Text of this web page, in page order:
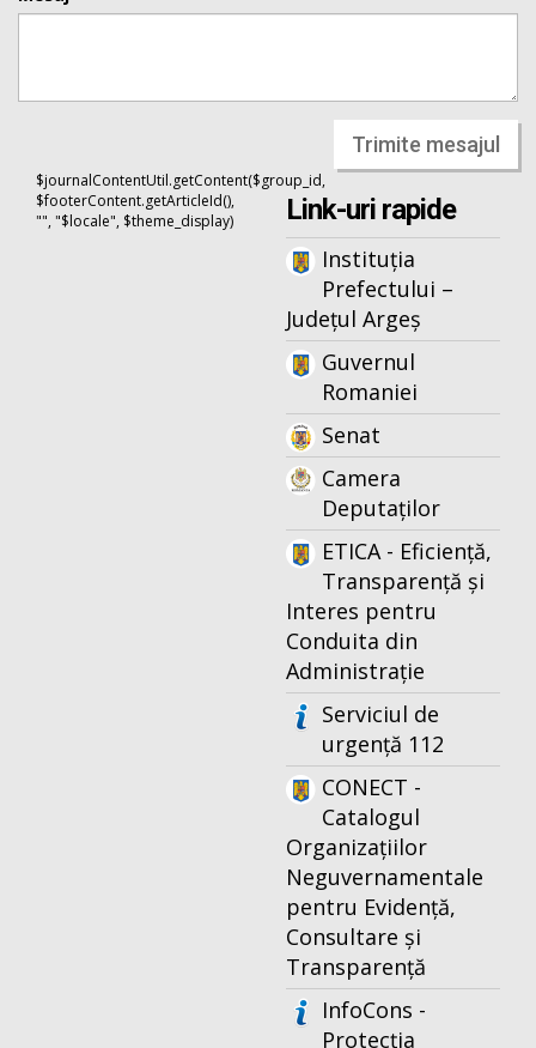
Trimite mesajul
$journalContentUtil.getContent($group_id,
$footerContent.getArticleId(),
"", "$locale", $theme_display)
Link-uri rapide
Instituția
Prefectului –
Județul Argeș
Guvernul
Romaniei
Senat
Camera
Deputaților
ETICA - Eficiență,
Transparență și
Interes pentru
Conduita din
Administrație
Serviciul de
urgență 112
CONECT -
Catalogul
Organizațiilor
Neguvernamentale
pentru Evidență,
Consultare și
Transparență
InfoCons -
Protecția